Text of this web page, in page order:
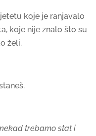
koje je ranjavalo
koje nije znalo što su
želi.
trebamo stat i